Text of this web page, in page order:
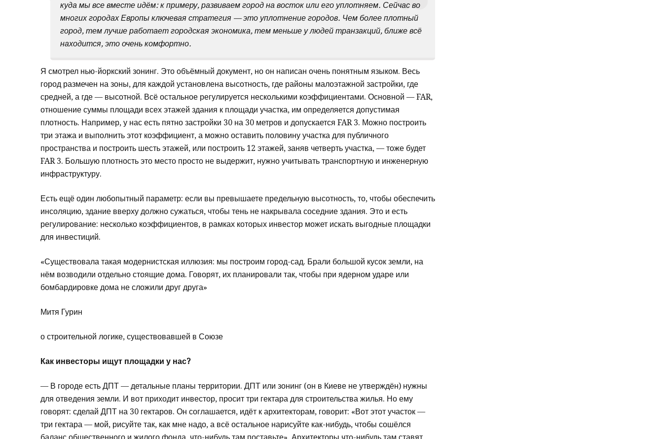
куда мы все вместе идём: к примеру, развиваем город на восток или его уплотняем. Сейчас во
многих городах Европы ключевая стратегия — это уплотнение городов. Чем более плотный
город, тем лучше работает городская экономика, тем меньше у людей транзакций, ближе всё
находится, это очень комфортно.
Я смотрел нью-йоркский зонинг. Это объёмный документ, но он написан очень понятным языком. Весь
город размечен на зоны, для каждой установлена высотность, где районы малоэтажной застройки, где
средней, а где — высотной. Всё остальное регулируется несколькими коэффициентами. Основной — FAR,
отношение суммы площади всех этажей здания к площади участка, им определяется допустимая
плотность. Например, у нас есть пятно застройки 30 на 30 метров и допускается FAR 3. Можно построить
три этажа и выполнить этот коэффициент, а можно оставить половину участка для публичного
пространства и построить шесть этажей, или построить 12 этажей, заняв четверть участка, — тоже будет
FAR 3. Большую плотность это место просто не выдержит, нужно учитывать транспортную и инженерную
инфраструктуру.
Есть ещё один любопытный параметр: если вы превышаете предельную высотность, то, чтобы обеспечить
инсоляцию, здание вверху должно сужаться, чтобы тень не накрывала соседние здания. Это и есть
регулирование: несколько коэффициентов, в рамках которых инвестор может искать выгодные площадки
для инвестиций.
«Существовала такая модернистская иллюзия: мы построим город-сад. Брали большой кусок земли, на
нём возводили отдельно стоящие дома. Говорят, их планировали так, чтобы при ядерном ударе или
бомбардировке дома не сложили друг друга»
Митя Гурин
о строительной логике, существовавшей в Союзе
Как инвесторы ищут площадки у нас?
— В городе есть ДПТ — детальные планы территории. ДПТ или зонинг (он в Киеве не утверждён) нужны
для отведения земли. И вот приходит инвестор, просит три гектара для строительства жилья. Но ему
говорят: сделай ДПТ на 30 гектаров. Он соглашается, идёт к архитекторам, говорит: «Вот этот участок —
три гектара — мой, рисуйте так, как мне надо, а всё остальное нарисуйте как-нибудь, чтобы сошёлся